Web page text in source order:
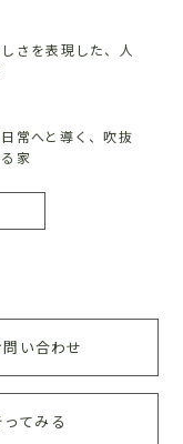
さを表現した、人
常へと導く、吹抜
家
い合わせ
てみる